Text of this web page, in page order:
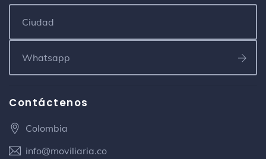
Contáctenos
Colombia
info@moviliaria.co